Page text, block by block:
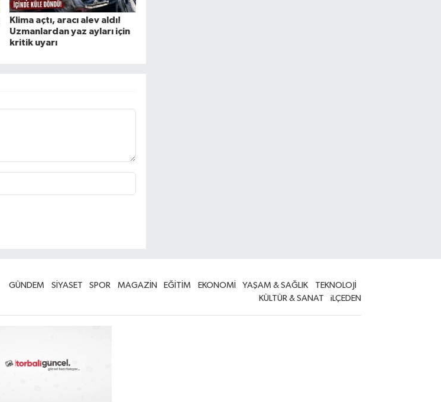
Klima açtı, aracı alev aldı!
Uzmanlardan yaz ayları için
kritik uyarı
GÜNDEM SİYASET SPOR MAGAZİN EĞİTİM EKONOMİ YAŞAM & SAĞLIK
TEKNOLOJİ
KÜLTÜR & SANAT
iLÇEDEN